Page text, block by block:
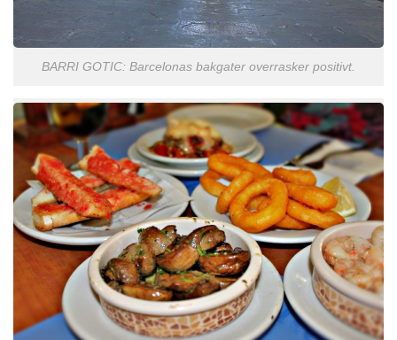
BARRI GOTIC: Barcelonas bakgater overrasker positivt.